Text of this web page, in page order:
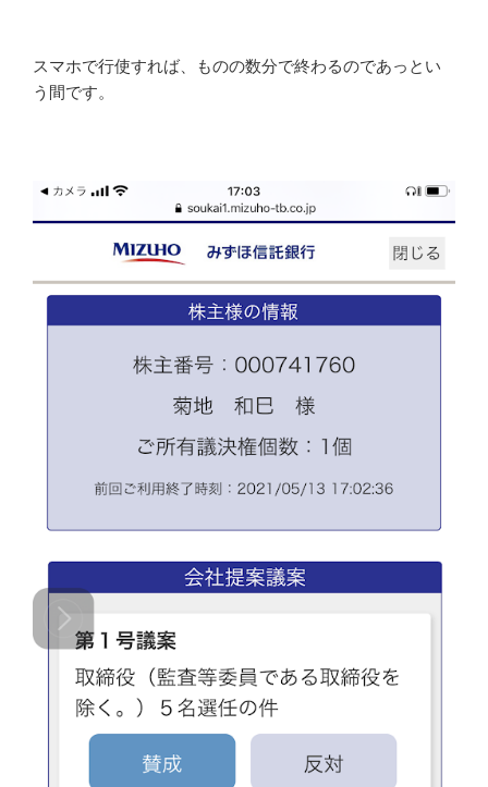
スマホで行使すれば、ものの数分で終わるのであっとい
う間です。